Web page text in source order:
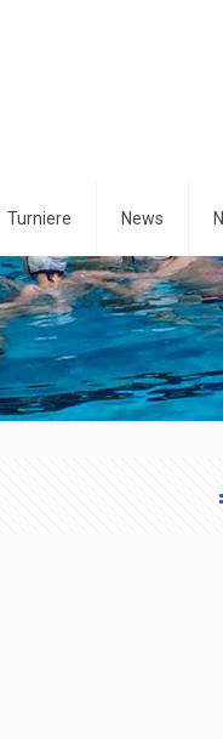
Turniere News